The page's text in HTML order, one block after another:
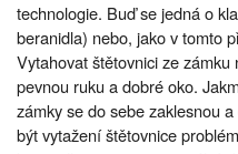
technologie. Buď se jedná o
beranidla) nebo, jako v tomto
Vytahovat štětovnici ze
pevnou ruku a dobré oko.
zámky se do sebe zaklesnou
být vytažení štětovnice